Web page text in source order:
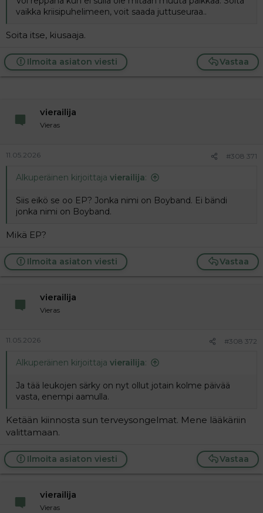
vaikka kriisipuhelimeen, voit saada juttuseuraa..
Soita itse, kiusaaja.
Vastaa
Ilmoita asiaton viesti
vierailija
Vieras
11.05.2026 #308 371
Alkuperäinen kirjoittaja vierailija:
Siis eikö se oo EP? Jonka nimi on Boyband. Ei bändi
jonka nimi on Boyband.
Mikä EP?
Vastaa
Ilmoita asiaton viesti
vierailija
Vieras
11.05.2026 #308 372
Alkuperäinen kirjoittaja vierailija:
Ja tää leukojen särky on nyt ollut jotain kolme päivää
vasta, enempi aamulla.
Ketään kiinnosta sun terveysongelmat. Mene lääkäriin
valittamaan.
Vastaa
Ilmoita asiaton viesti
vierailija
Vieras